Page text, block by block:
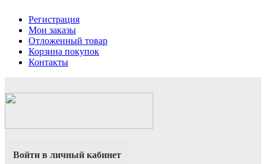
Регистрация
Мои заказы
Отложенный товар
Корзина покупок
Контакты
Войти в личный кабинет